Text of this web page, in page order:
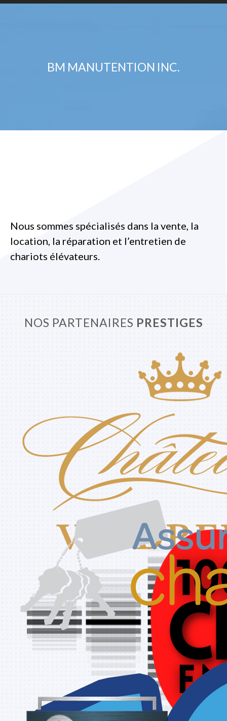
BM MANUTENTION INC.
Nous sommes spécialisés dans la vente, la
location, la réparation et l’entretien de
chariots élévateurs.
NOS PARTENAIRES PRESTIGES